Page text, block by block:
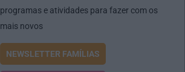
programas e atividades para fazer com os
mais novos
NEWSLETTER FAMÍLIAS